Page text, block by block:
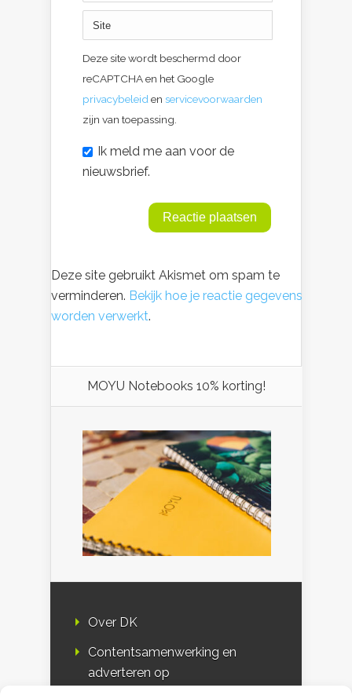
Deze site wordt beschermd door
reCAPTCHA en het Google
privacybeleid en servicevoorwaarden
zijn van toepassing.
Ik meld me aan voor de
nieuwsbrief.
Deze site gebruikt Akismet om spam te
verminderen. Bekijk hoe je reactie gegevens
worden verwerkt.
MOYU Notebooks 10% korting!
Over DK
Contentsamenwerking en
adverteren op